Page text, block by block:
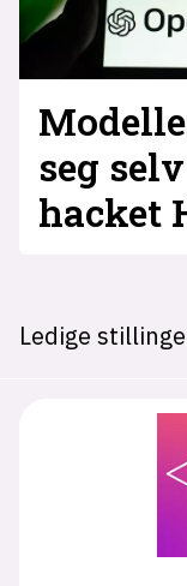
seg
hacket
Ledige